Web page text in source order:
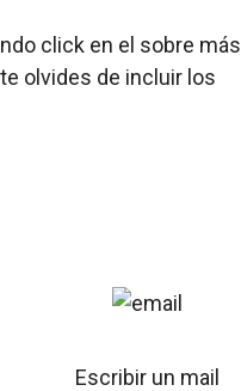
click en el sobre más
olvides de incluir los
Escribir un mail